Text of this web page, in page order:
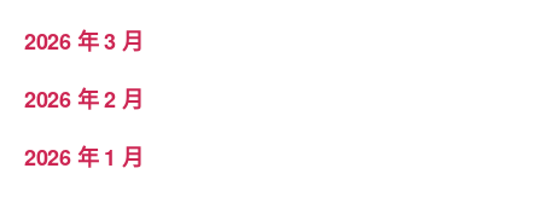
2026 年 3 月
2026 年 2 月
2026 年 1 月